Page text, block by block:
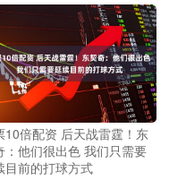
10倍配资 后天战雷霆！东
：他们很出色 我们只需要
目前的打球方式